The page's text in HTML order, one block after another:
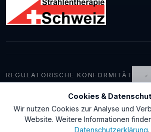
REGULATORISCHE KONFORMITÄT
© 2026 medDevice GmbH
KontaktAGBDatenschutzImpressum
Cookies &
Wir nutzen Cookies zur Analyse und
Website. Weitere Informationen
Datenschutzerklärung.